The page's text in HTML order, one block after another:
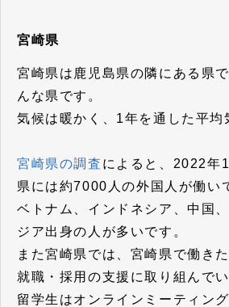
宮崎県
宮崎県は鹿児島県の隣にある県
んな県です。
気候は暖かく、1年を通した平均
宮崎県の調査 によると、2022年
県には約7000人の外国人が働い
ベトナム、インドネシア、中国
ジア出身の人が多いです。
また宮崎県では、宮崎県で働き
就職・採用の支援に取り組んでい
留学生はオンラインミーティン